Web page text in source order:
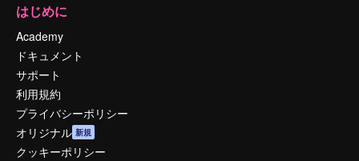
はじめに
Academy
ドキュメント
サポート
利用規約
プライバシーポリシー
オリジナル 新規
クッキーポリシー